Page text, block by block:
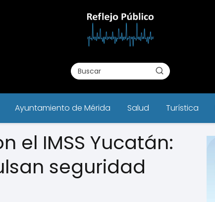
Ayuntamiento de Mérida Salud Turística
el IMSS Yucatán:
seguridad